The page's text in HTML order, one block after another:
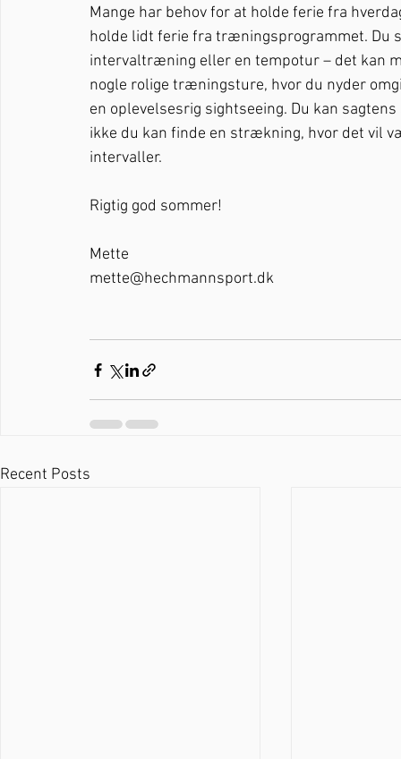
Mange har behov for at holde ferie fra
holde lidt ferie fra træningsprogrammet. Du
intervaltræning eller en tempotur – det kan
nogle rolige træningsture, hvor du nyder
en oplevelsesrig sightseeing. Du kan
ikke du kan finde en strækning, hvor det vil
intervaller.
Rigtig god sommer!
Mette
mette@hechmannsport.dk
Recent Posts